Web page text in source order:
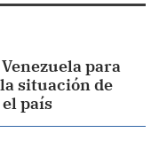
para
situación de
país